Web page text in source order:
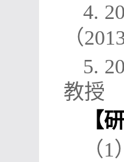
4.
（
5.
教授
【
（